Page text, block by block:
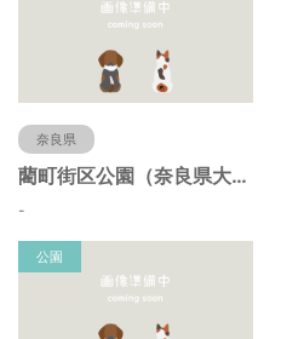
奈良県
藺町街区公園（奈良県大和郡山市）
-
公園